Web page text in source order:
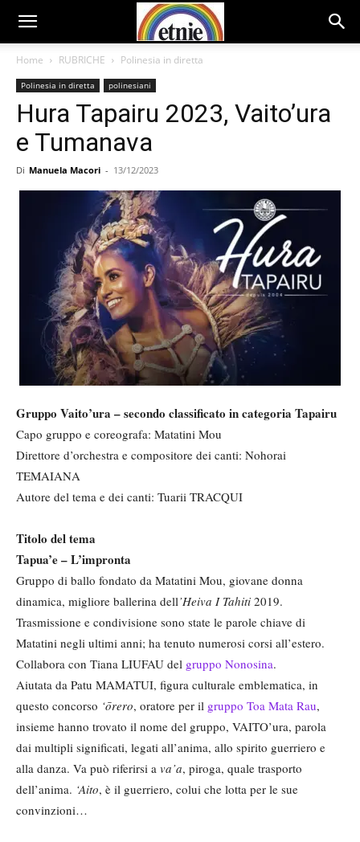
Home RUBRICHE Polinesia in diretta
Polinesia in diretta polinesiani
Hura Tapairu 2023, Vaito’ura
e Tumanava
Di Manuela Macori - 13/12/2023
Gruppo Vaito’ura – secondo classificato in categoria Tapairu
Capo gruppo e coreografa: Matatini Mou
Direttore d’orchestra e compositore dei canti: Nohorai
TEMAIANA
Autore del tema e dei canti: Tuarii TRACQUI
Titolo del tema
Tapua’e – L’impronta
Gruppo di ballo fondato da Matatini Mou, giovane donna
dinamica, migliore ballerina dell’Heiva I Tahiti 2019.
Trasmissione e condivisione sono state le parole chiave di
Matatini negli ultimi anni; ha tenuto numerosi corsi all’estero.
Collabora con Tiana LIUFAU del gruppo Nonosina.
Aiutata da Patu MAMATUI, figura culturale emblematica, in
questo concorso ‘ōrero, oratore per il gruppo Toa Mata Rau,
insieme hanno trovato il nome del gruppo, VAITO’ura, parola
dai multipli significati, legati all’anima, allo spirito guerriero e
alla danza. Va può riferirsi a va’a, piroga, quale trasporto
dell’anima. ‘Aito, è il guerriero, colui che lotta per le sue
convinzioni…